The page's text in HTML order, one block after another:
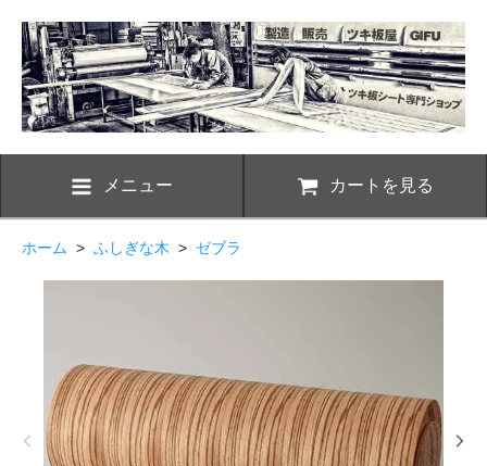
メニュー カートを見る
ホーム > ふしぎな木 > ゼブラ